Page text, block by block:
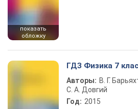
показать
обложку
ГДЗ Физика 7
Авторы: В. Г.
С. А. Довгий
Год: 2015